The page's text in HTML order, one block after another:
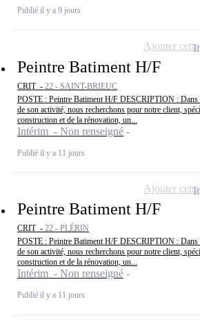
Publié il y a 9 jours
Peintre Batiment H/F
CRIT - 22 - SAINT-BRIEUC
POSTE : Peintre Batiment H/F DESCRIPTION : Dans
de son activité, nous recherchons pour notre client,
construction et de la rénovation, un...
Intérim - Non renseigné
Publié il y a 11 jours
Ajouter
Peintre Batiment H/F
CRIT - 22 - PLÉRIN
POSTE : Peintre Batiment H/F DESCRIPTION : Dans
de son activité, nous recherchons pour notre client,
construction et de la rénovation, un...
Intérim - Non renseigné
Publié il y a 11 jours
Ajouter